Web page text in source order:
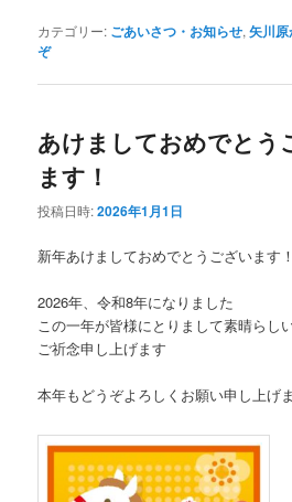
カテゴリー: ごあいさつ・お知らせ,矢川
ぞ
あけましておめでとう
ます！
投稿日時:2026年1月1日
新年あけましておめでとうございます！
2026年、令和8年になりました
この一年が皆様にとりまして素晴らし
ご祈念申し上げます
本年もどうぞよろしくお願い申し上げ